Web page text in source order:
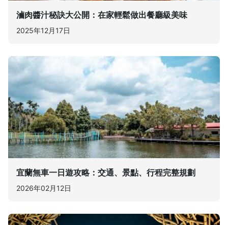
滷肉醬汁秘訣大公開：在家輕鬆做出餐廳級美味
2025年12月17日
宜蘭無車一日遊攻略：交通、景點、行程完整規劃
2026年02月12日